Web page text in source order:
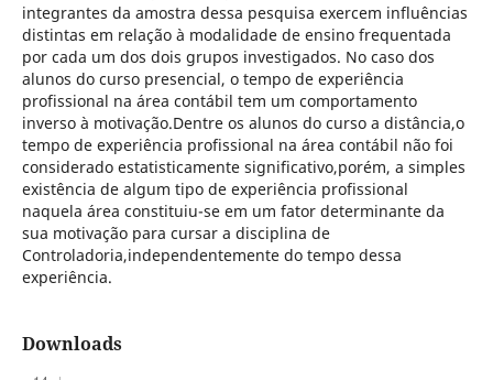
integrantes da amostra dessa pesquisa exercem influências
distintas em relação à modalidade de ensino frequentada
por cada um dos dois grupos investigados. No caso dos
alunos do curso presencial, o tempo de experiência
profissional na área contábil tem um comportamento
inverso à motivação.Dentre os alunos do curso a distância,o
tempo de experiência profissional na área contábil não foi
considerado estatisticamente significativo,porém, a simples
existência de algum tipo de experiência profissional
naquela área constituiu-se em um fator determinante da
sua motivação para cursar a disciplina de
Controladoria,independentemente do tempo dessa
experiência.
Downloads